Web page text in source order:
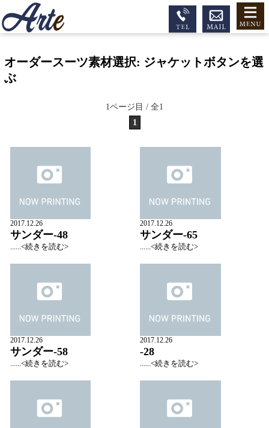
オーダースーツ素材選択: ジャケットボタンを選
ぶ
1ページ目 / 全1
1
2017.12.26
サンダー-48
......<続きを読む>
2017.12.26
サンダー-65
......<続きを読む>
2017.12.26
サンダー-58
......<続きを読む>
2017.12.26
-28
......<続きを読む>